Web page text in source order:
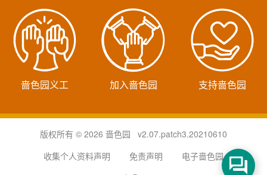
啬色园义工 加入啬色园 支持啬色园
版权所有 © 2026 啬色园 v2.07.patch3.20210610
收集个人资料声明
免责声明
电子啬色园